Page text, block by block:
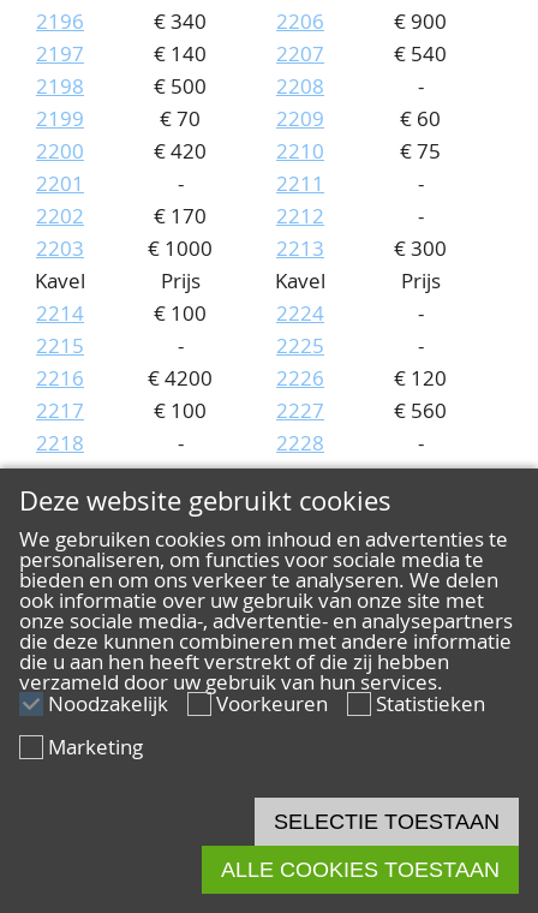
2196
€ 340
2197
€ 140
2198
€ 500
2199
€ 70
2200
€ 420
2201
-
2202
€ 170
2203
€ 1000
2206
€ 900
2207
€ 540
2208
-
2209
€ 60
2210
€ 75
2211
-
2212
-
2213
€ 300
Kavel
Prijs
2214
€ 100
2215
-
2216
€ 4200
2217
€ 100
2218
-
2219
€ 40
2220
€ 5000
2221
€ 25
2222
€ 1500
2223
-
Kavel
Prijs
2224
-
2225
-
2226
€ 120
2227
€ 560
2228
-
2229
€ 190
2230
2231
-
2232
€ 1100
2233
€ 40
Kavel
Prijs
2234
-
2235
€ 750
2236
2237
€ 200
Kavel
Prijs
2244
€ 420
2245
€ 160
2248
€ 1700
2249
€ 200
2250
-
2251
€ 440
Deze website gebruikt cookies
We gebruiken cookies om inhoud en advertenties te
personaliseren, om functies voor sociale media te
bieden en om ons verkeer te analyseren. We delen
ook informatie over uw gebruik van onze site met
onze sociale media-, advertentie- en analysepartners
die deze kunnen combineren met andere informatie
die u aan hen heeft verstrekt of die zij hebben
verzameld door uw gebruik van hun services.
Noodzakelijk Voorkeuren
Statistieken
Marketing
SELECTIE TOESTAAN
ALLE COOKIES TOESTAAN